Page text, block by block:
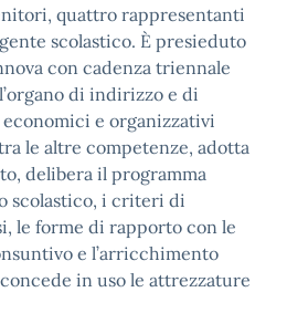
quattro rappresentanti
scolastico. È presieduto
con cadenza triennale
di indirizzo e di
e organizzativi
le altre competenze, adotta
delibera il programma
scolastico, i criteri di
le forme di rapporto con le
e l’arricchimento
in uso le attrezzature